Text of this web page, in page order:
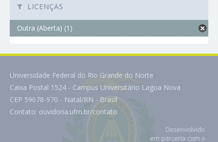
LICENÇAS
Outra (Aberta) (1)
Universidade Federal do Rio Grande do Norte
Caixa Postal 1524 - Campus Universitário Lagoa Nova
CEP 59078-970 - Natal/RN - Brasil
Contato: ouvidoria.ufrn.br/contato